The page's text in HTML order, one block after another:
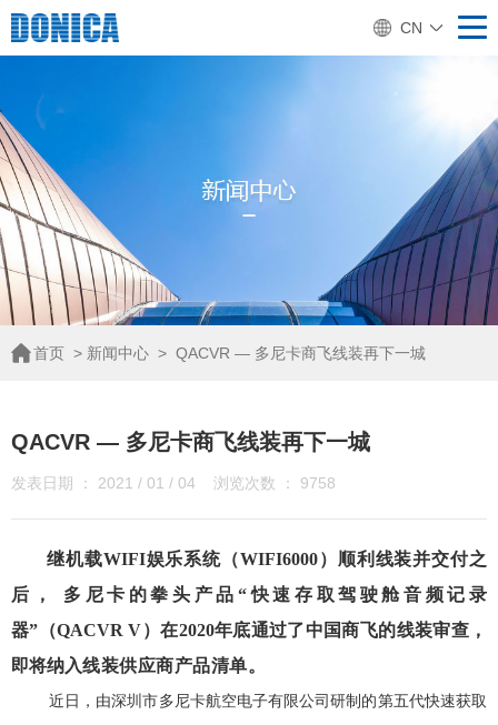
CN
首页 > 新闻中心 > QACVR — 多尼卡商飞线装再下一城
QACVR — 多尼卡商飞线装再下一城
发表日期 ： 2021 / 01 / 04 浏览次数 ： 9758
继机载WIFI娱乐系统（WIFI6000）顺利线装并交付之
后，
多尼卡的拳头产品“快速存取驾驶舱音频记录
器”（QACVR V）在2020年底通过了中国商飞的线装审查，
即将纳入线装供应商产品清单。
近日，由深圳市多尼卡航空电子有限公司研制的第五代快速获取